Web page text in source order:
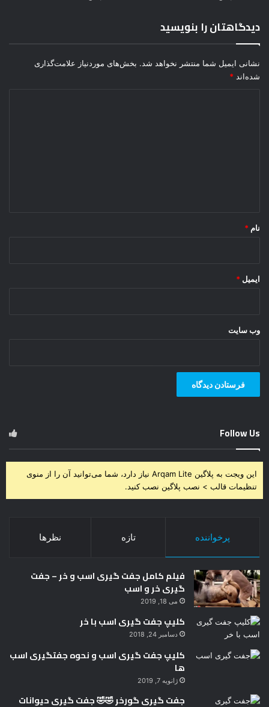
ب
و
ر
دیدگاهتان را بنویسید
نشانی ایمیل شما منتشر نخواهد شد. بخش‌های موردنیاز علامت‌گذاری
شده‌اند *
نام *
ایمیل *
وب‌ سایت
Follow Us
این ویجت به پلاگین Arqam Lite نیاز دارد، شما می‌توانید آن را از منوی
تنظیمات قالب > نصب پلاگین نصب کنید.
پرخواننده تازه نظرها
فیلم کامل جفت گیری اسب و خر – جفت
گیری خر و اسب
می 18, 2019
کلیپ جفت گیری اسب با خر
دسامبر 24, 2018
کلیپ جفت گیری اسب و نحوه جفتگیری اسب
ها
ژانویه 7, 2019
جفت گیری گورخر 🤣🤣 جفت گیری حیوانات